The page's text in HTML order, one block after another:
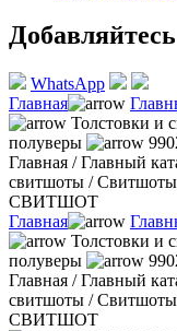
Добавляйтесь
WhatsApp
Главная
Толстовки и
полуверы
Главная /Главный
свитшоты /
СВИТШОТ
Главная
Толстовки и
полуверы
Главная /Главный
свитшоты /
СВИТШОТ